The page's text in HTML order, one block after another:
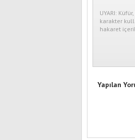
UYARI:
karakter
hakaret
Yapılan